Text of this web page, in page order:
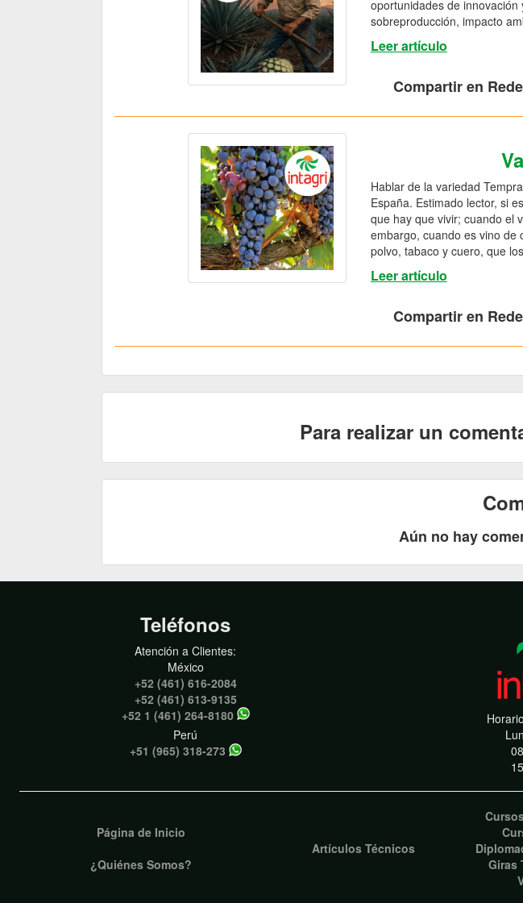
oportunidades de
sobreproducción, impacto
Leer artículo
Compartir en
Hablar de la variedad
España. Estimado lector, si
que hay que vivir; cuando el
embargo, cuando es vino de
polvo, tabaco y cuero, que
Leer artículo
Compartir en
Para realizar un
Aún no hay
Teléfonos
Atención a Clientes:
México
+52 (461) 616-2084
+52 (461) 613-9135
+52 1 (461) 264-8180
Perú
+51 (965) 318-273
Página de Inicio
¿Quiénes Somos?
Artículos Técnicos
Giras